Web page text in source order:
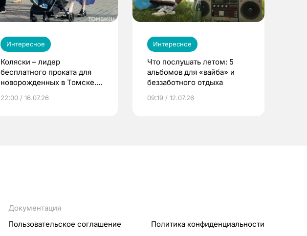
Интересное
Коляски – лидер
бесплатного проката для
новорожденных в Томске.
22:00 / 16.07.26
Интересное
Что послушать летом: 5
альбомов для «вайба» и
беззаботного отдыха
09:19 / 12.07.26
Документация
Пользовательское соглашение
Политика конфиденциальности